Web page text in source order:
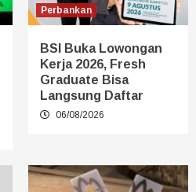
Perbankan
BSI Buka Lowongan
Kerja 2026, Fresh
Graduate Bisa
Langsung Daftar
06/08/2026